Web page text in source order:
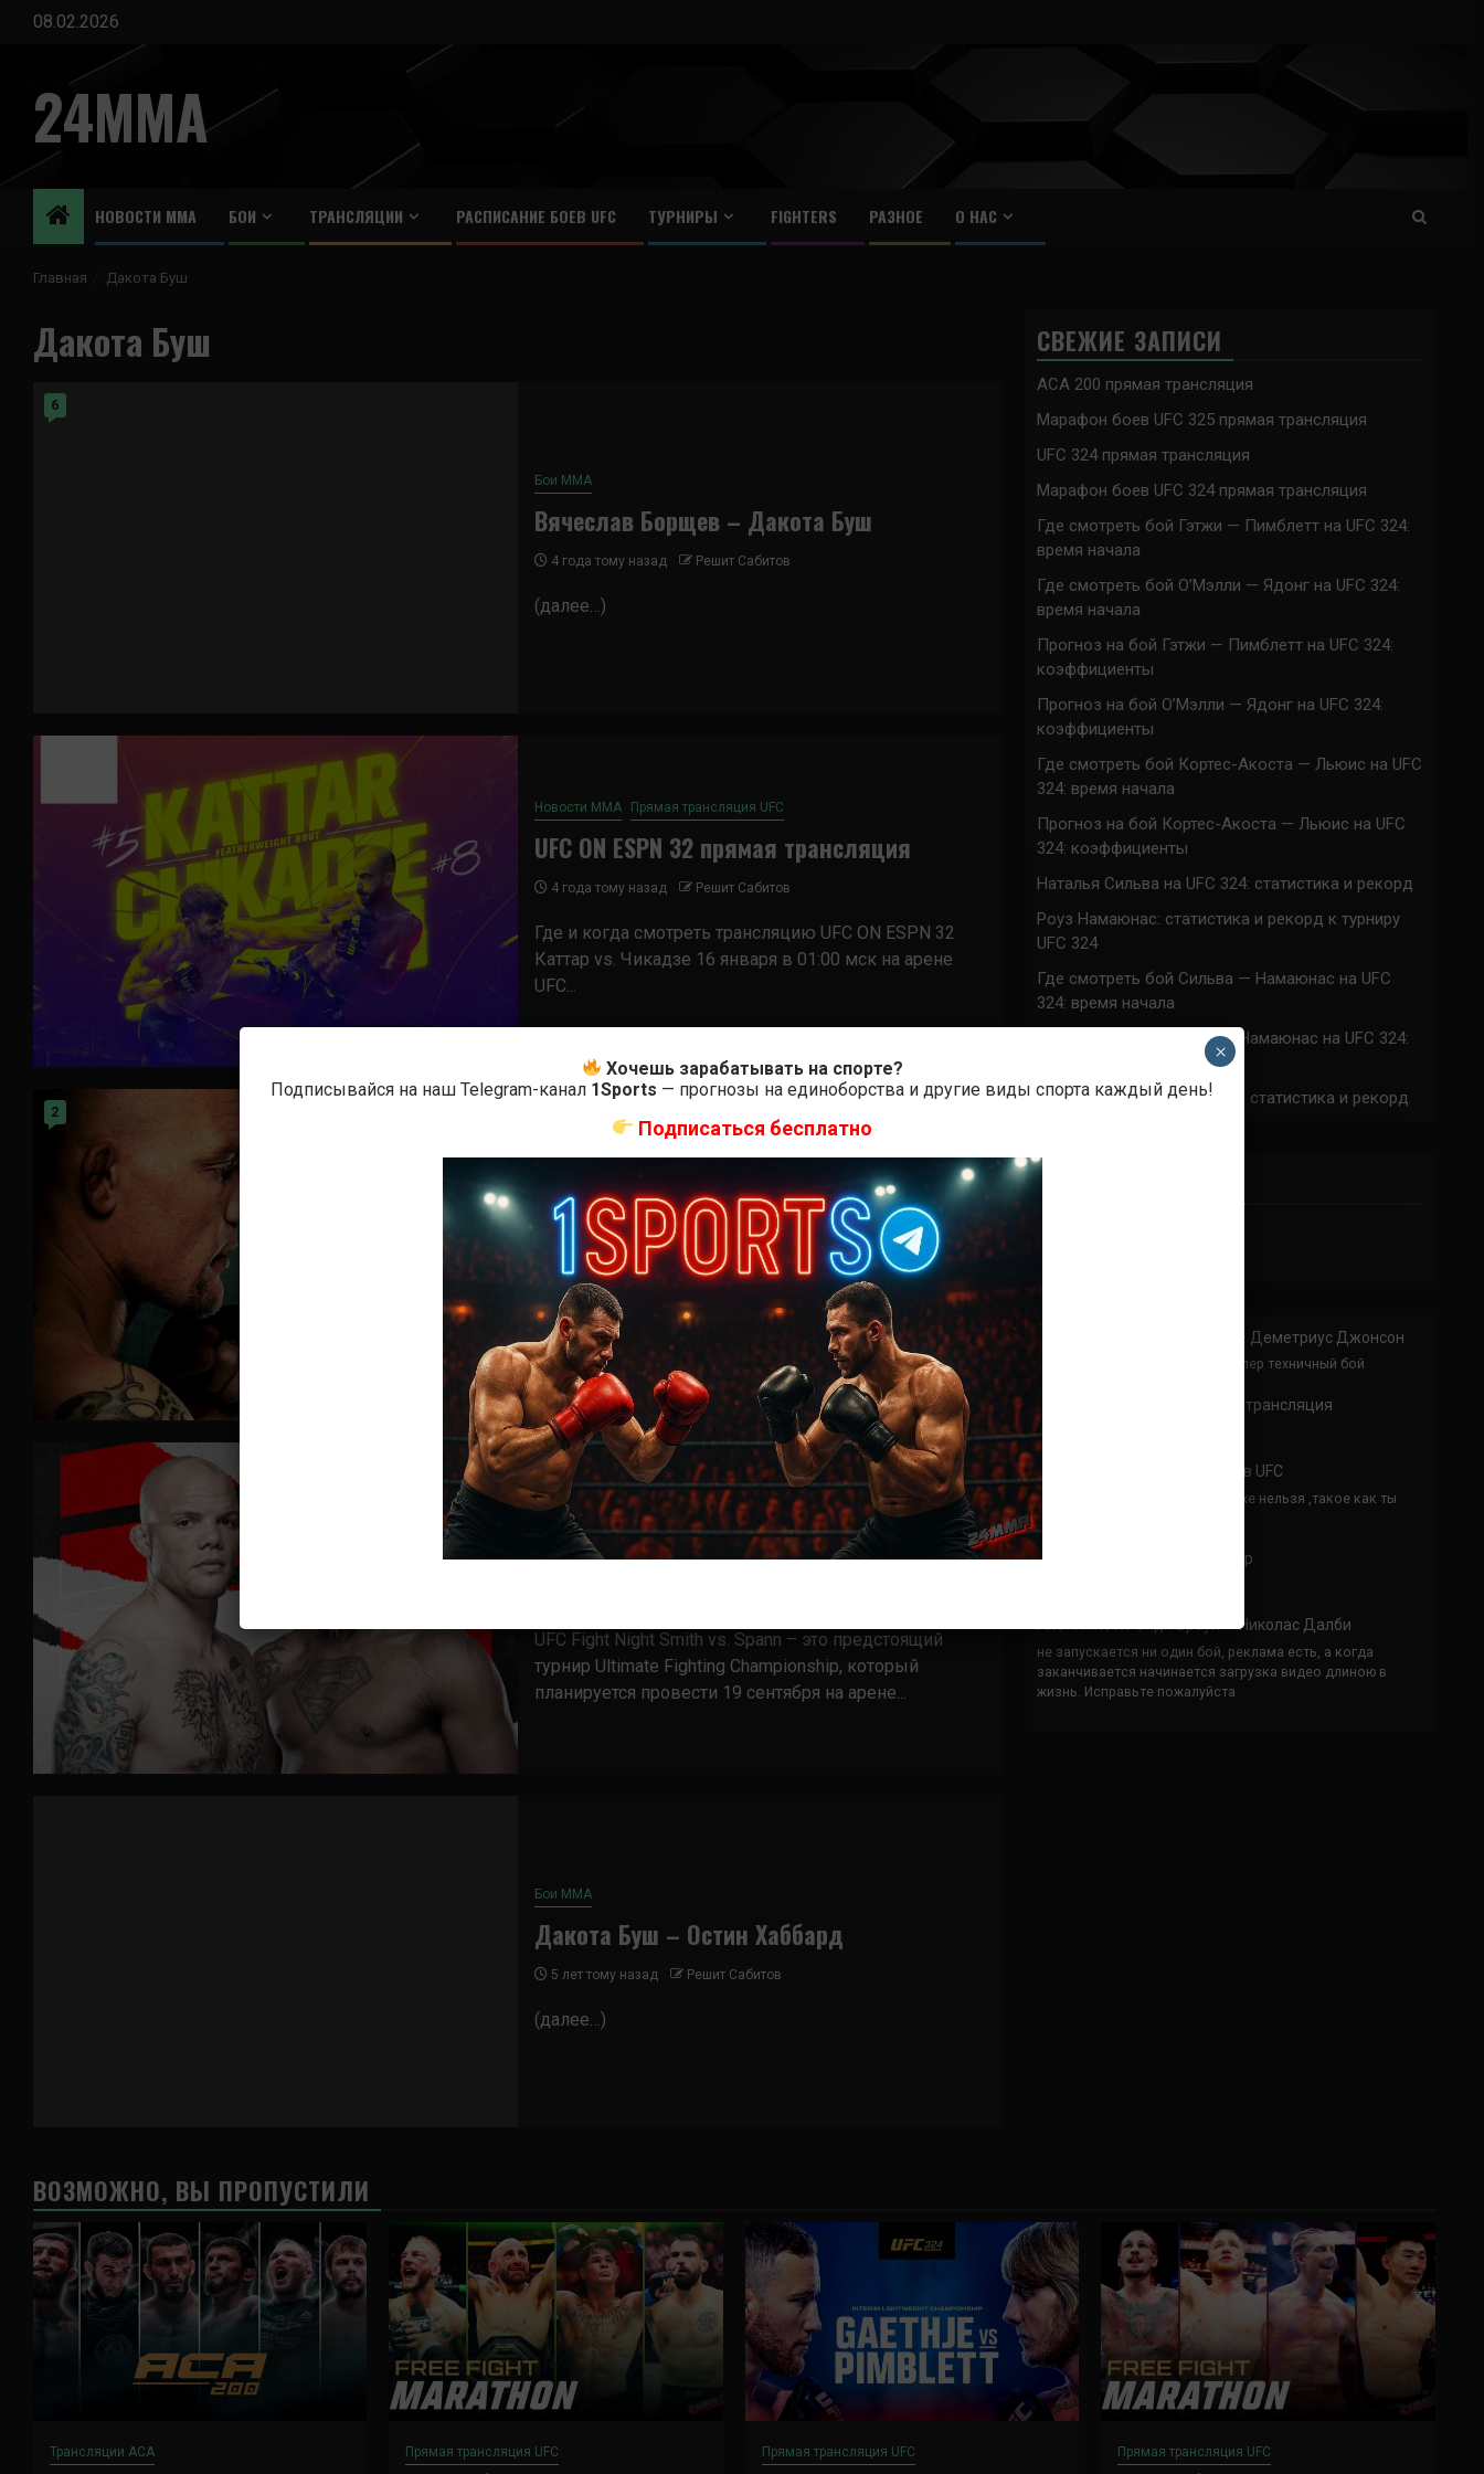
Перейти
содержимому
08.02.2026
24MMA
НОВОСТИ ММА БОИ ТРАНСЛЯЦИИ РАСПИСАНИЕ БОЕВ UFC ТУРНИРЫ FIGHTERS РАЗНОЕ О НАС
Главная Дакота Буш
Дакота Буш
6
Бои ММА
Вячеслав Борщев – Дакота Буш
4 года тому назад Решит Сабитов
(далее…)
Новости ММА Прямая трансляция UFC
UFC ON ESPN 32 прямая трансляция
4 года тому назад Решит Сабитов
Где и когда смотреть трансляцию UFC ON ESPN 32
Каттар vs. Чикадзе 16 января в 01:00 мск на арене
UFC...
2
UFC Fight Night 192 прямая трансляция
4 года тому назад Решит Сабитов
Где и когда смотреть трансляцию UFC Fight Night 192
Смит vs. Спэнн 18 сентября в 23:00 мск на арене UFC...
Новости ММА Турниры UFC
UFC Fight Night 192 дата, кард и участники
UFC Fight Night Smith vs. Spann – это предстоящий
турнир Ultimate Fighting Championship, который
планируется провести 19 сентября на арене...
Бои ММА
Дакота Буш – Остин Хаббард
5 лет тому назад Решит Сабитов
(далее…)
СВЕЖИЕ ЗАПИСИ
ACA 200 прямая трансляция
Марафон боев UFC 325 прямая трансляция
UFC 324 прямая трансляция
Марафон боев UFC 324 прямая трансляция
Где смотреть бой Гэтжи — Пимблетт на UFC 324:
время начала
Где смотреть бой О’Мэлли — Ядонг на UFC 324:
время начала
Прогноз на бой Гэтжи — Пимблетт на UFC 324:
коэффициенты
Прогноз на бой О’Мэлли — Ядонг на UFC 324:
коэффициенты
Где смотреть бой Кортес-Акоста — Льюис на UFC
324: время начала
Прогноз на бой Кортес-Акоста — Льюис на UFC
324: коэффициенты
Наталья Сильва на UFC 324: статистика и рекорд
Роуз Намаюнас: статистика и рекорд к турниру
UFC 324
Где смотреть бой Сильва — Намаюнас на UFC
324: время начала
Прогноз на бой Сильва — Намаюнас на UFC 324:
Арнольд Аллен на UFC 324: статистика и рекорд
ПРИСОЕДИНЯЙСЯ
Доминик Круз — Деметриус Джонсон
Спасибо что выложили этот супер техничный бой
UFC 324 прямая трансляция
А как смотреть с ноутбука?
Анонимно Расписание боев UFC
Кусок говна ты, существом даже нельзя ,такое как ты
назвать!
Анонимно Конор МакГрегор
Рэнди Браун — Николас Далби
не запускается ни один бой, реклама есть, а когда
заканчивается начинается загрузка видео длиною в
жизнь. Исправьте пожалуйста
ВОЗМОЖНО, ВЫ ПРОПУСТИЛИ
Трансляции ACA Прямая трансляция UFC Прямая трансляция UFC Прямая трансляция UFC
Хочешь зарабатывать на спорте?
Подписывайся на наш Telegram-канал 1Sports — прогнозы на единоборства и другие виды спорта каждый день!
Подписаться бесплатно
×